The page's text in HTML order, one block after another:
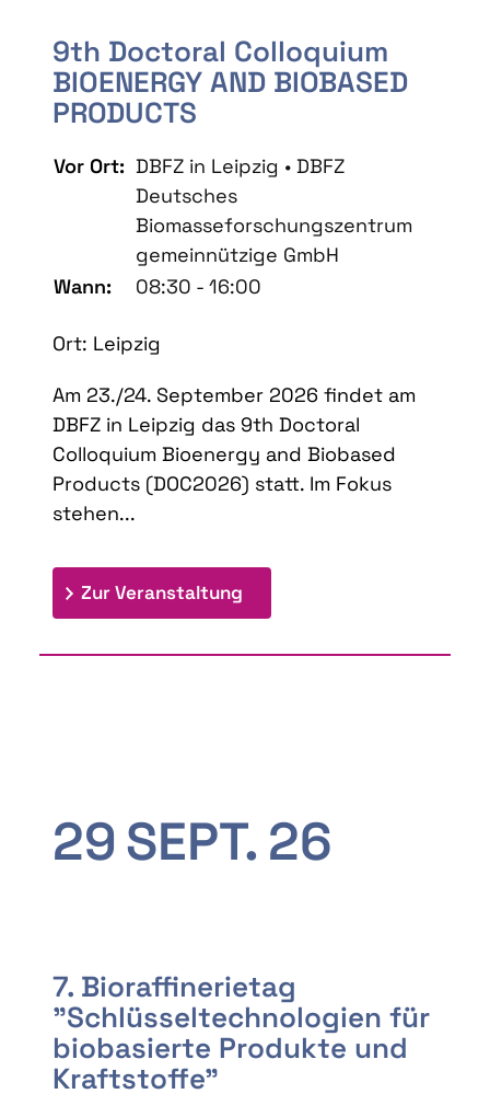
9th Doctoral Colloquium
BIOENERGY AND BIOBASED
PRODUCTS
Vor Ort: DBFZ in Leipzig • DBFZ
Deutsches
Biomasseforschungszentrum
gemeinnützige GmbH
Wann:
08:30 - 16:00
Ort: Leipzig
Am 23./24. September 2026 findet am
DBFZ in Leipzig das 9th Doctoral
Colloquium Bioenergy and Biobased
Products (DOC2026) statt. Im Fokus
stehen...
Zur Veranstaltung
29SEPT. 26
7. Bioraffinerietag
"Schlüsseltechnologien für
biobasierte Produkte und
Kraftstoffe"